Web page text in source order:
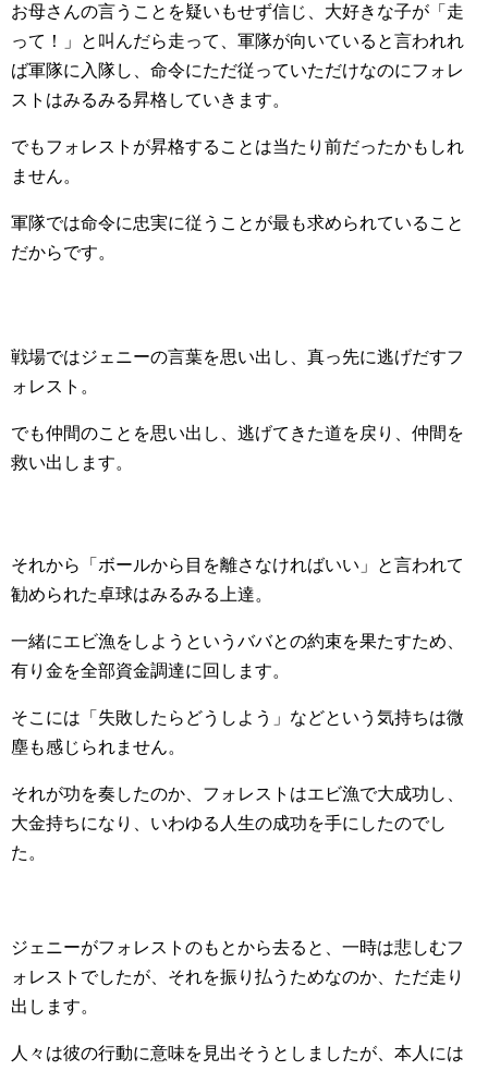
お母さんの言うことを疑いもせず信じ、大好きな子が「走
って！」と叫んだら走って、軍隊が向いていると言われれ
ば軍隊に入隊し、命令にただ従っていただけなのにフォレ
ストはみるみる昇格していきます。
でもフォレストが昇格することは当たり前だったかもしれ
ません。
軍隊では命令に忠実に従うことが最も求められていること
だからです。
戦場ではジェニーの言葉を思い出し、真っ先に逃げだすフ
ォレスト。
でも仲間のことを思い出し、逃げてきた道を戻り、仲間を
救い出します。
それから「ボールから目を離さなければいい」と言われて
勧められた卓球はみるみる上達。
一緒にエビ漁をしようというババとの約束を果たすため、
有り金を全部資金調達に回します。
そこには「失敗したらどうしよう」などという気持ちは微
塵も感じられません。
それが功を奏したのか、フォレストはエビ漁で大成功し、
大金持ちになり、いわゆる人生の成功を手にしたのでし
た。
ジェニーがフォレストのもとから去ると、一時は悲しむフ
ォレストでしたが、それを振り払うためなのか、ただ走り
出します。
人々は彼の行動に意味を見出そうとしましたが、本人には